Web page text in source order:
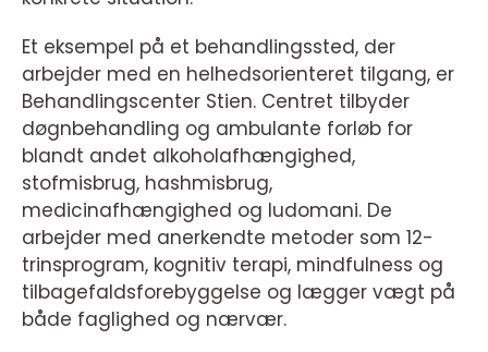
Et eksempel på et behandlingssted, der
arbejder med en helhedsorienteret tilgang, er
Behandlingscenter Stien. Centret tilbyder
døgnbehandling og ambulante forløb for
blandt andet alkoholafhængighed,
stofmisbrug, hashmisbrug,
medicinafhængighed og ludomani. De
arbejder med anerkendte metoder som 12-
trinsprogram, kognitiv terapi, mindfulness og
tilbagefaldsforebyggelse og lægger vægt på
både faglighed og nærvær.